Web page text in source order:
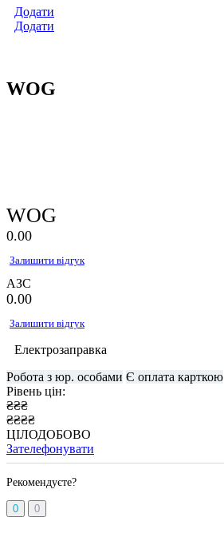
Додати
Додати
WOG
WOG
0.00
Залишити відгук
АЗС
0.00
Залишити відгук
Електрозаправка
Робота з юр. особами Є оплата карткою
Рівень цін:
₴₴₴
₴₴₴₴
ЦІЛОДОБОВО
Зателефонувати
Рекомендуєте?
0 0